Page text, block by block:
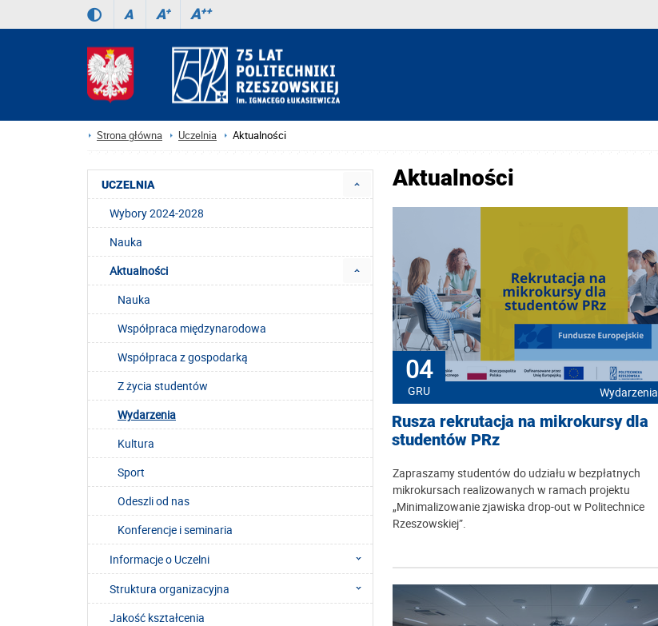
A A+ A++
Strona główna Uczelnia Aktualności
Aktualności
04
GRU Wydarzenia
Rusza rekrutacja na mikrokursy dla
studentów PRz
Zapraszamy studentów do udziału w bezpłatnych
mikrokursach realizowanych w ramach projektu
„Minimalizowanie zjawiska drop-out w Politechnice
Rzeszowskiej”.
UCZELNIA
Wybory 2024-2028
Nauka
Aktualności
Nauka
Współpraca międzynarodowa
Współpraca z gospodarką
Z życia studentów
Wydarzenia
Kultura
Sport
Odeszli od nas
Konferencje i seminaria
Informacje o Uczelni
Struktura organizacyjna
Jakość kształcenia